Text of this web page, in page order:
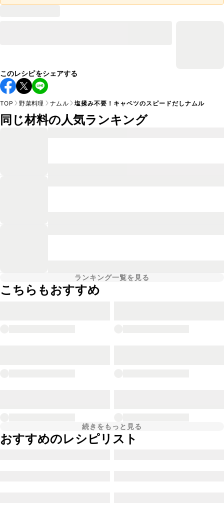
このレシピをシェアする
TOP 野菜料理 ナムル 塩揉み不要！キャベツのスピードだしナムル
同じ材料の人気ランキング
ランキング一覧を見る
こちらもおすすめ
続きをもっと見る
おすすめのレシピリスト